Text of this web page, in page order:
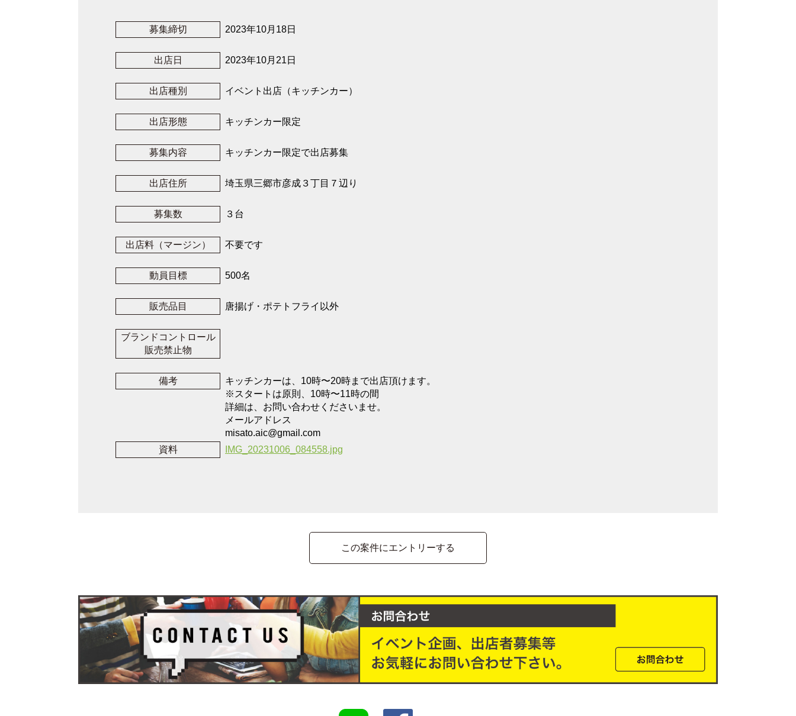
募集締切 2023年10月18日
出店日 2023年10月21日
出店種別 イベント出店（キッチンカー）
出店形態 キッチンカー限定
募集内容 キッチンカー限定で出店募集
出店住所 埼玉県三郷市彦成３丁目７辺り
募集数 ３台
出店料（マージン） 不要です
動員目標 500名
販売品目 唐揚げ・ポテトフライ以外
ブランドコントロール
販売禁止物
備考
キッチンカーは、10時〜20時まで出店頂けます。
※スタートは原則、10時〜11時の間
詳細は、お問い合わせくださいませ。
メールアドレス
misato.aic@gmail.com
資料
IMG_20231006_084558.jpg
この案件にエントリーする